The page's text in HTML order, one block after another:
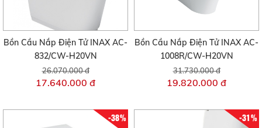
Bồn Cầu Nắp Điện Tử INAX AC-
832/CW-H20VN
26.070.000 đ
17.640.000 đ
Bồn Cầu Nắp Điện Tử INAX AC-
1008R/CW-H20VN
31.730.000 đ
19.820.000 đ
-38% -31%